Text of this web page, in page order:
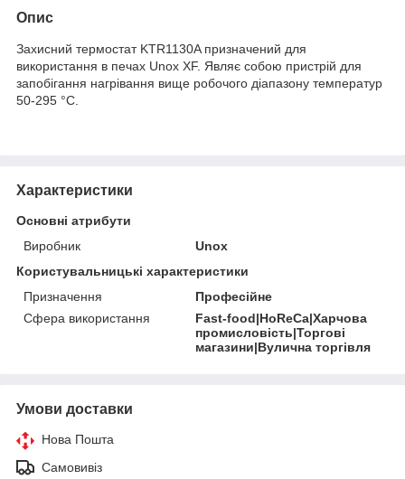
Опис
Захисний термостат KTR1130A призначений для
використання в печах Unox XF. Являє собою пристрій для
запобігання нагрівання вище робочого діапазону температур
50-295 °C.
Характеристики
Основні атрибути
Виробник
Unox
Користувальницькі характеристики
Призначення
Професійне
Сфера використання
Fast-food|HoReCa|Харчова
промисловість|Торгові
магазини|Вулична торгівля
Умови доставки
Нова Пошта
Самовивіз